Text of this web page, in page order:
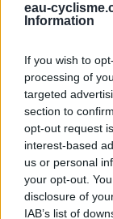
eau-
Information
If you wish to
processing of
targeted
section to
opt-out request
interest-based
us or personal
your opt-out.
disclosure of
IAB’s list of
Sur la route du
parking